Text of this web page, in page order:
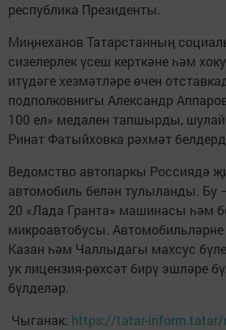
республика Президенты.
Миңнеханов Татарстанның
сизелерлек үсеш керткәне һәм
итүдәге хезмәтләре өчен
подполковнигы Александр
100 ел» медален тапшырды, шулай
Ринат Фатыйховка рәхмәт
Ведомство автопаркы Россиядә
автомобиль белән тулыланды. Бу
20 «Лада Гранта» машинасы һәм
микроавтобусы.
Казан һәм Чаллыдагы махсус
ук лицензия-рөхсәт бирү эшләре
бүлделәр.
Чыганак: https://tatar-